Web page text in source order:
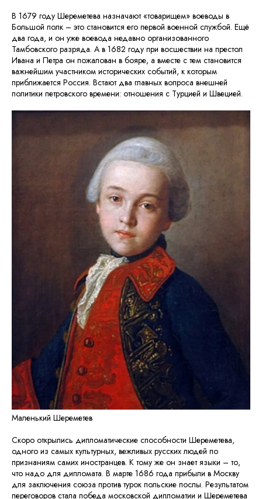
В 1679 году Шереметева назначают «товарищем» воеводы в
Большой полк – это становится его первой военной службой. Ещё
два года, и он уже воевода недавно организованного
Тамбовского разряда. А в 1682 году при восшествии на престол
Ивана и Петра он пожалован в бояре, а вместе с тем становится
важнейшим участником исторических событий, к которым
приближается Россия. Встают два главных вопроса внешней
политики петровского времени: отношения с Турцией и Швецией.
Маленький Шереметев
Скоро открылись дипломатические способности Шереметева,
одного из самых культурных, вежливых русских людей по
признаниям самих иностранцев. К тому же он знает языки – то,
что надо для дипломата. В марте 1686 года прибыли в Москву
для заключения союза против турок польские послы. Результатом
переговоров стала победа московской дипломатии и Шереметева